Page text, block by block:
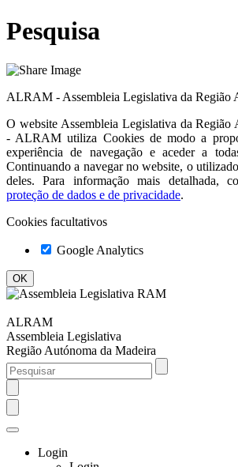
Pesquisa
ALRAM - Assembleia Legislativa da Região
O website Assembleia Legislativa da Região
- ALRAM utiliza Cookies de modo a
experiência de navegação e aceder a
Continuando a navegar no website, o
deles. Para informação mais detalhada,
proteção de dados e de privacidade.
Cookies facultativos
Google Analytics
ALRAM
Assembleia Legislativa
Região Autónoma da Madeira
Login